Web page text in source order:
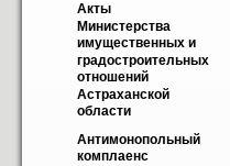
Акты
Министерства
имущественных и
градостроительных
отношений
Астраханской
области
Антимонопольный
комплаенс